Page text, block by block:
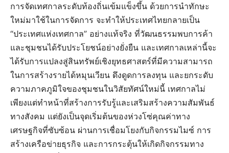
การจัดเทศกาลระดับท้องถิ่นเข้มแข็งขึ้น ด้วยการนำทักษะ
ใหม่มาใช้ในการจัดการ จะทำให้ประเทศไทยกลายเป็น
“ประเทศแห่งเทศกาล” อย่างแท้จริง ที่วัฒนธรรมพบการค้า
และชุมชนได้รับประโยชน์อย่างยั่งยืน และเทศกาลเหล่านี้จะ
ได้รับการแปลงสู่สินทรัพย์เชิงยุทธศาสตร์ที่มีความสามารถ
ในการสร้างรายได้หมุนเวียน ดึงดูดการลงทุน และยกระดับ
ความภาคภูมิใจของชุมชนในวิสัยทัศน์ใหม่นี้ เทศกาลไม่
เพียงแต่ทำหน้าที่สร้างการรับรู้และเสริมสร้างความสัมพันธ์
ทางสังคม แต่ยังเป็นจุดเริ่มต้นของห่วงโซ่คุณค่าทาง
เศรษฐกิจที่ซับซ้อน ผ่านการเชื่อมโยงกับกิจกรรมไมซ์ การ
สร้างเครือข่ายธุรกิจ และการกระตุ้นให้เกิดกิจกรรมทาง